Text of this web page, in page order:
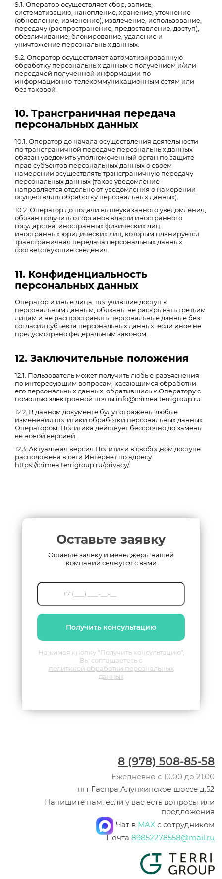
9.1. Оператор осуществляет сбор, запись,
систематизацию, накопление, хранение, уточнение
(обновление, изменение), извлечение, использование,
передачу (распространение, предоставление, доступ),
обезличивание, блокирование, удаление и
уничтожение персональных данных.
9.2. Оператор осуществляет автоматизированную
обработку персональных данных с получением и/или
передачей полученной информации по
информационно-телекоммуникационным сетям или
без таковой.
10. Трансграничная передача
персональных данных
10.1. Оператор до начала осуществления деятельности
по трансграничной передаче персональных данных
обязан уведомить уполномоченный орган по защите
прав субъектов персональных данных о своем
намерении осуществлять трансграничную передачу
персональных данных (такое уведомление
направляется отдельно от уведомления о намерении
осуществлять обработку персональных данных).
10.2. Оператор до подачи вышеуказанного уведомления,
обязан получить от органов власти иностранного
государства, иностранных физических лиц,
иностранных юридических лиц, которым планируется
трансграничная передача персональных данных,
соответствующие сведения.
11. Конфиденциальность
персональных данных
Оператор и иные лица, получившие доступ к
персональным данным, обязаны не раскрывать третьим
лицам и не распространять персональные данные без
согласия субъекта персональных данных, если иное не
предусмотрено федеральным законом.
12. Заключительные положения
12.1. Пользователь может получить любые разъяснения
по интересующим вопросам, касающимся обработки
его персональных данных, обратившись к Оператору с
помощью электронной почты info@crimea.terrigroup.ru.
12.2. В данном документе будут отражены любые
изменения политики обработки персональных данных
Оператором. Политика действует бессрочно до замены
ее новой версией.
12.3. Актуальная версия Политики в свободном доступе
расположена в сети Интернет по адресу
https://crimea.terrigroup.ru/privacy/.
Оставьте заявку
Оставьте заявку и менеджеры нашей
компании свяжутся с вами
Получить консультацию
Нажимая кнопку "Получить консультацию",
Вы соглашаетесь с
политикой обработки персональных
данных
8 (978) 508-85-58
Ежедневно с 10.00 до 21.00
пгт Гаспра,Алупкинское шоссе д.52
Напишите нам, если у вас есть вопросы или
предложения
Чат в MAX с сотрудником
Почта 89852278558@mail.ru